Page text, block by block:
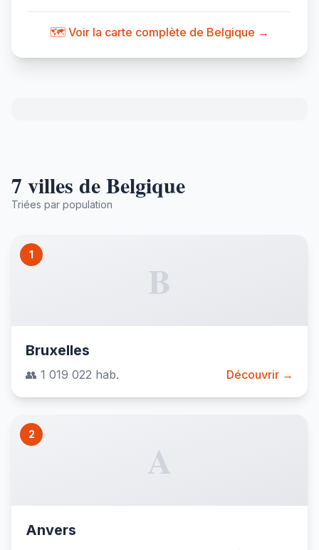
🗺️ Voir la carte complète de Belgique →
7 villes de Belgique
Triées par population
1
B
Bruxelles
👥 1 019 022 hab. Découvrir →
2
A
Anvers